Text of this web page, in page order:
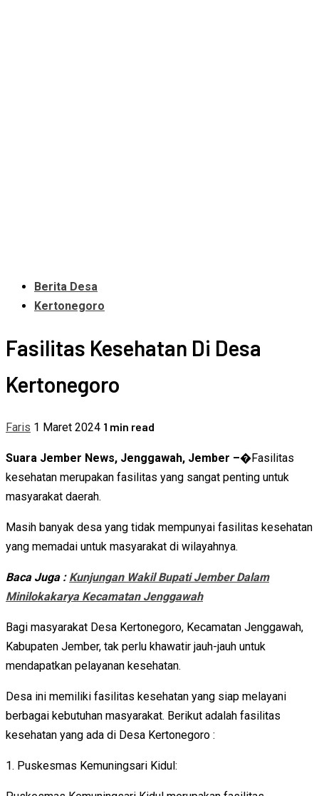
Berita Desa
Kertonegoro
Fasilitas Kesehatan Di Desa
Kertonegoro
Faris 1 Maret 2024 1 min read
Suara Jember News, Jenggawah, Jember –�Fasilitas
kesehatan merupakan fasilitas yang sangat penting untuk
masyarakat daerah.
Masih banyak desa yang tidak mempunyai fasilitas kesehatan
yang memadai untuk masyarakat di wilayahnya.
Baca Juga : Kunjungan Wakil Bupati Jember Dalam
Minilokakarya Kecamatan Jenggawah
Bagi masyarakat Desa Kertonegoro, Kecamatan Jenggawah,
Kabupaten Jember, tak perlu khawatir jauh-jauh untuk
mendapatkan pelayanan kesehatan.
Desa ini memiliki fasilitas kesehatan yang siap melayani
berbagai kebutuhan masyarakat. Berikut adalah fasilitas
kesehatan yang ada di Desa Kertonegoro :
1. Puskesmas Kemuningsari Kidul: